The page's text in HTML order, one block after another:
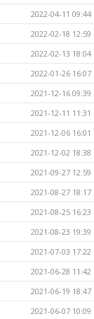
2022-04-11 09:44
2022-02-18 12:59
2022-02-13 18:04
2022-01-26 16:07
2021-12-16 09:39
2021-12-11 11:31
2021-12-06 16:01
2021-12-02 18:38
2021-09-27 12:59
2021-08-27 18:17
2021-08-25 16:23
2021-08-23 19:39
2021-07-03 17:22
2021-06-28 11:42
2021-06-19 18:47
2021-06-07 10:09